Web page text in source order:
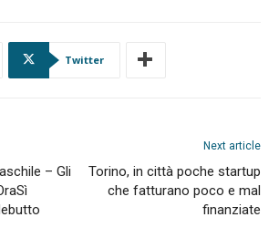
Twitter
– Gli
Next article
Torino, in città poche startup
che fatturano poco e mal
finanziate